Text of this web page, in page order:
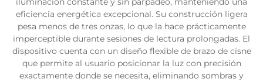
eficiencia energética excepcional. Su construcción ligera
pesa menos de tres onzas, lo que la hace prácticamente
imperceptible durante sesiones de lectura prolongadas. El
dispositivo cuenta con un diseño flexible de brazo de cisne
que permite al usuario posicionar la luz con precisión
exactamente donde se necesita, eliminando sombras y